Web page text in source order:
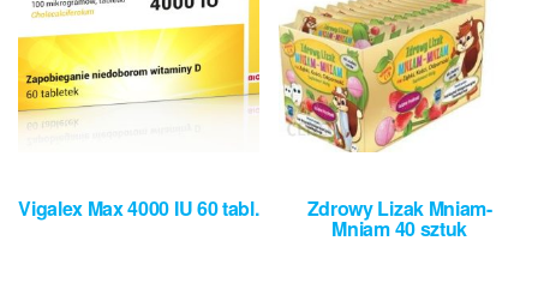
Vigalex Max 4000 IU 60 tabl. Zdrowy Lizak Mniam-
Mniam 40 sztuk